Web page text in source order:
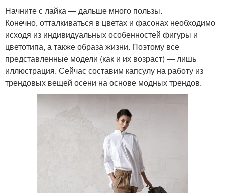
Начните с лайка — дальше много пользы.
Конечно, отталкиваться в цветах и фасонах необходимо
исходя из индивидуальных особенностей фигуры и
цветотипа, а также образа жизни. Поэтому все
представленные модели (как и их возраст) — лишь
иллюстрация. Сейчас составим капсулу на работу из
трендовых вещей осени на основе модных трендов.